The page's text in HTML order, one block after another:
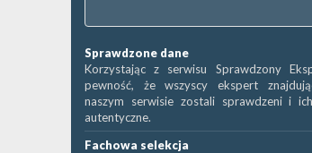
Sprawdzone dane
Korzystając z serwisu Sprawdzony
pewność, że wszyscy ekspert
naszym serwisie zostali sprawdzeni i
autentyczne.
Fachowa selekcja